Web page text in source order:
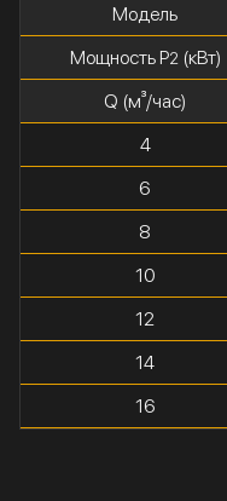
Модель
Мощность P2 (кВт)
Q (м³/час)
4
6
8
10
12
14
16